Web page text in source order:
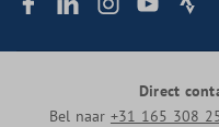
Direct
Bel naar +31 165 308